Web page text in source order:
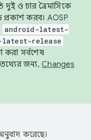
দুই ও চার ত্রৈমাসিকে
করব। AOSP
android-latest-
latest-release
করা সর্বশেষ
জন্য, Changes
করেছে।